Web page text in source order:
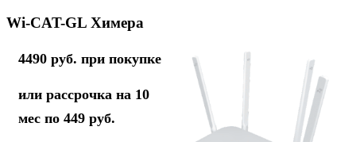
Wi-CAT-GL Химера
4490 руб. при покупке
или рассрочка на 10
мес по 449 руб.